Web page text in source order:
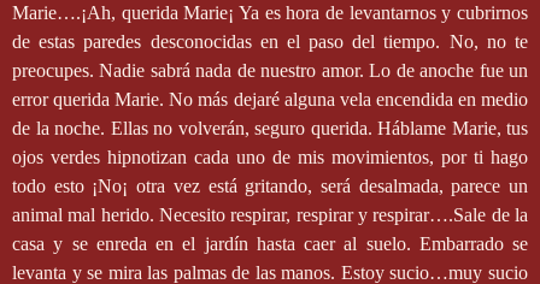
Marie….¡Ah, querida Marie¡ Ya es hora de levantarnos y cubrirnos
de estas paredes desconocidas en el paso del tiempo. No, no te
preocupes. Nadie sabrá nada de nuestro amor. Lo de anoche fue un
error querida Marie. No más dejaré alguna vela encendida en medio
de la noche. Ellas no volverán, seguro querida. Háblame Marie, tus
ojos verdes hipnotizan cada uno de mis movimientos, por ti hago
todo esto ¡No¡ otra vez está gritando, será desalmada, parece un
animal mal herido. Necesito respirar, respirar y respirar….Sale de la
casa y se enreda en el jardín hasta caer al suelo. Embarrado se
levanta y se mira las palmas de las manos. Estoy sucio…muy sucio